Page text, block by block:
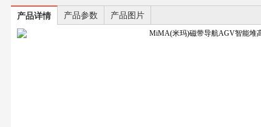
产品详情 产品参数 产品图片